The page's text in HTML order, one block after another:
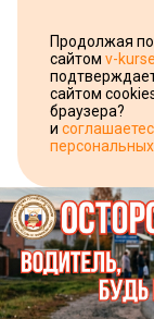
Продолжая
сайтом v-
сайтом
браузера?
и